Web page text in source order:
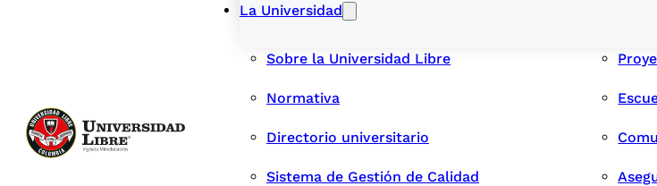
La Universidad
Sobre la Universidad Libre
Normativa
Directorio universitario
Sistema de Gestión de Calidad